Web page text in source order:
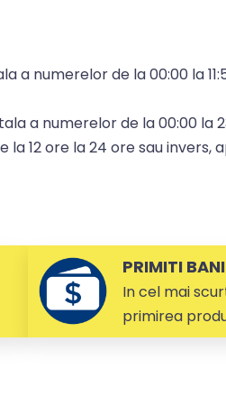
a numerelor de la 00:00 la
a numerelor de la 00:00 la
12 ore la 24 ore sau invers,
PRIMITI
In cel mai
primirea